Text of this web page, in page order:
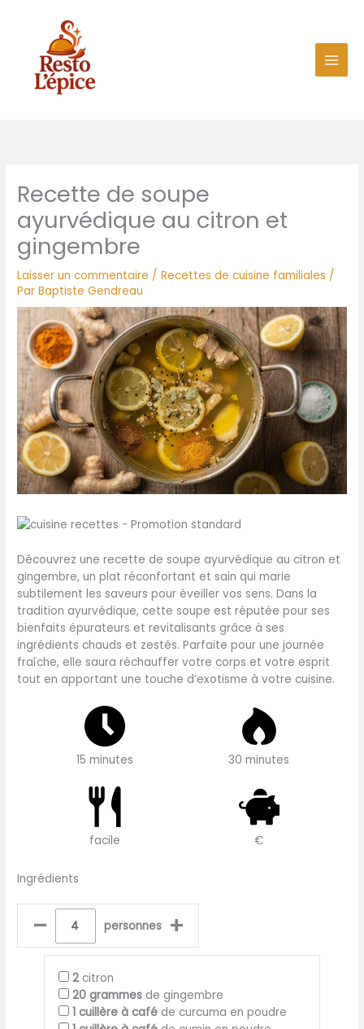
Recette de soupe
ayurvédique au citron et
gingembre
Laisser un commentaire /Recettes de cuisine familiales /
ParBaptiste Gendreau
Découvrez une recette de soupe ayurvédique au citron et
gingembre, un plat réconfortant et sain qui marie
subtilement les saveurs pour éveiller vos sens. Dans la
tradition ayurvédique, cette soupe est réputée pour ses
bienfaits épurateurs et revitalisants grâce à ses
ingrédients chauds et zestés. Parfaite pour une journée
fraîche, elle saura réchauffer votre corps et votre esprit
tout en apportant une touche d’exotisme à votre cuisine.
15 minutes 30 minutes
facile €
Ingrédients
– personnes +
2citron
20 grammes de gingembre
1 cuillère à café de curcuma en poudre